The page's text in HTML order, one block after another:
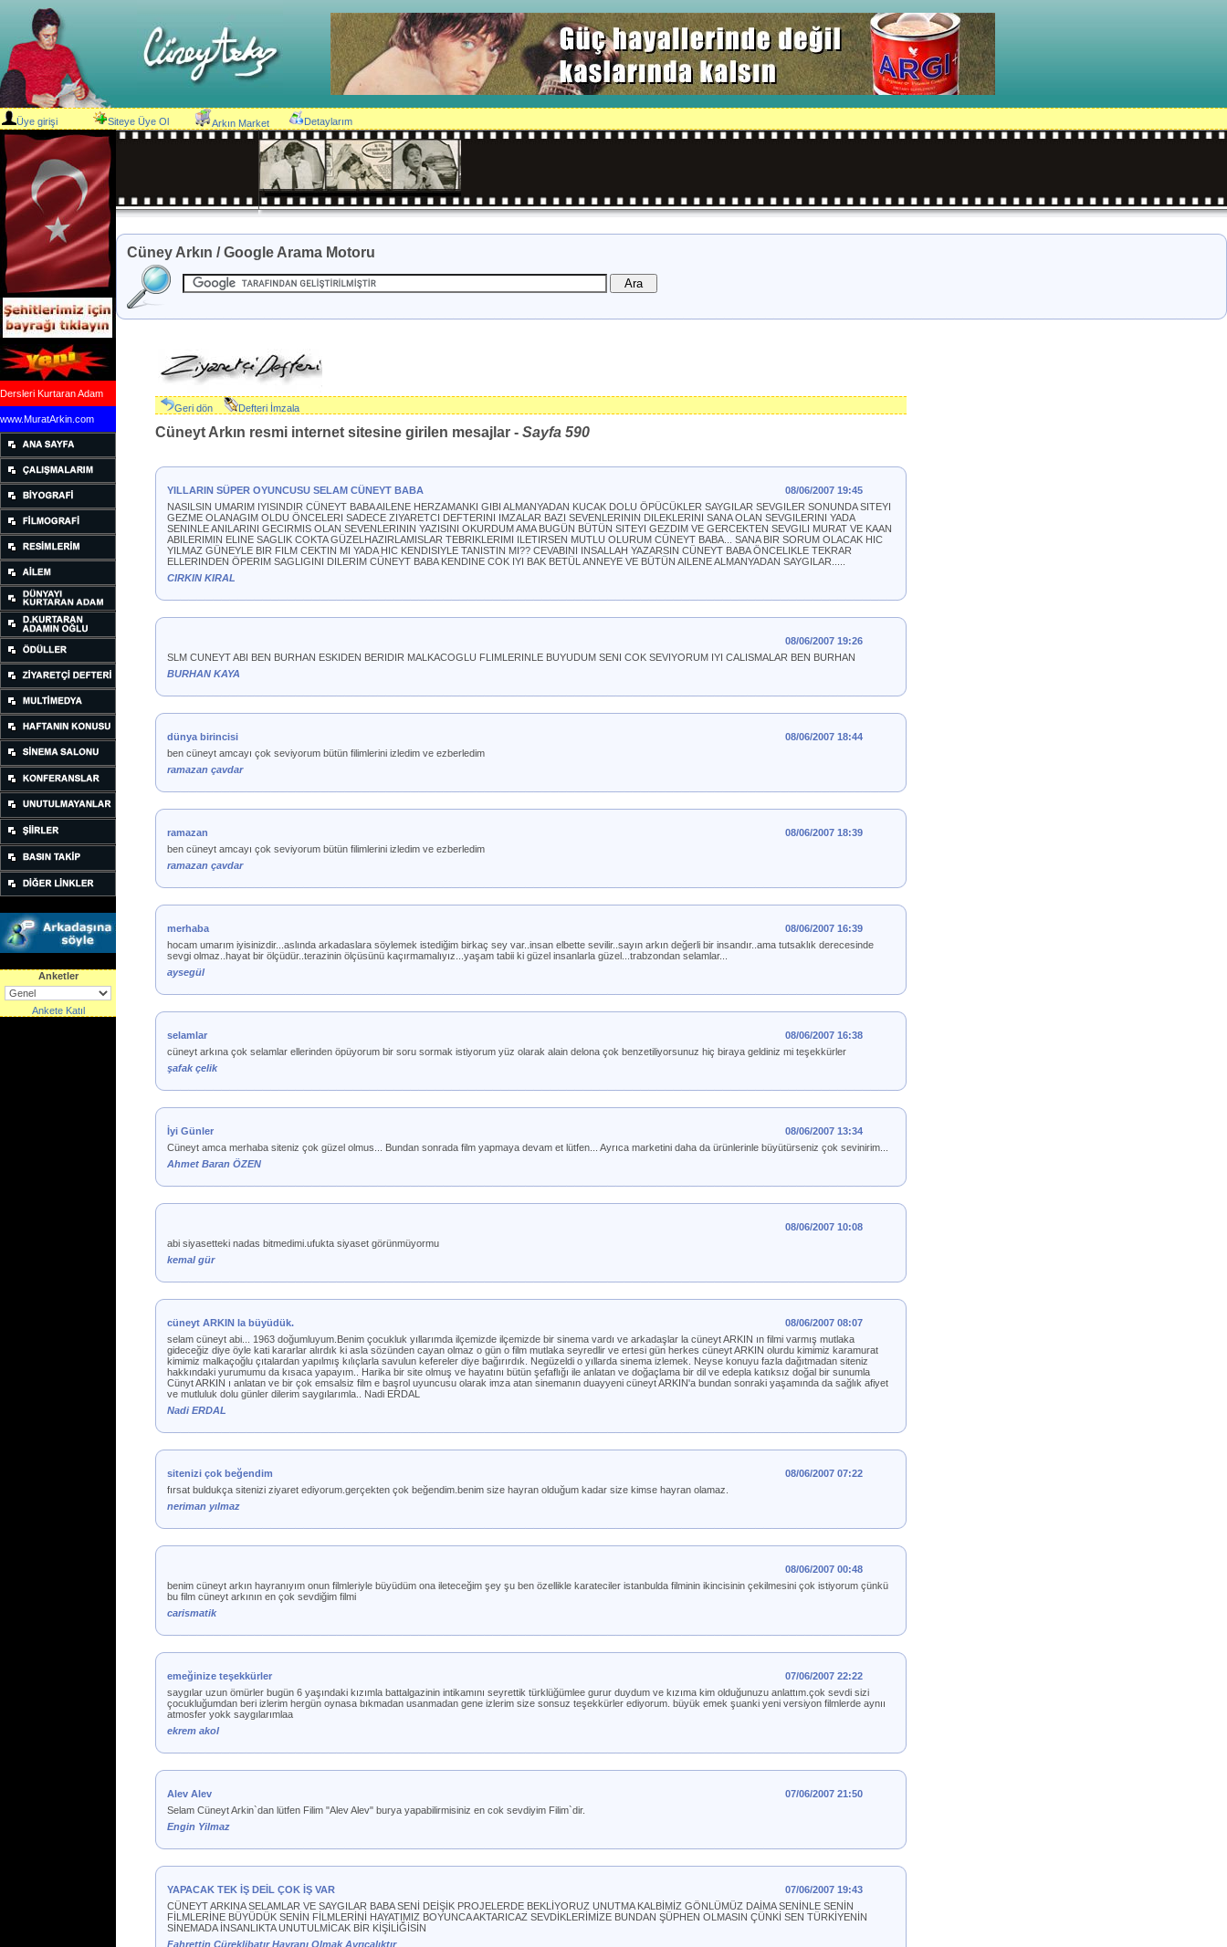
Üye girişi Siteye Üye Ol Arkın Market Detaylarım
Dersleri Kurtaran Adam
www.MuratArkin.com
Anketler
Ankete Katıl
Cüney Arkın / Google Arama Motoru
Geri dön Defteri İmzala
Cüneyt Arkın resmi internet sitesine girilen mesajlar - Sayfa 590
YILLARIN SÜPER OYUNCUSU SELAM CÜNEYT BABA
08/06/2007 19:45
NASILSIN UMARIM IYISINDIR CÜNEYT BABA AILENE HERZAMANKI GIBI ALMANYADAN KUCAK DOLU ÖPÜCÜKLER SAYGILAR SEVGILER SONUNDA SITEYI
GEZME OLANAGIM OLDU ÖNCELERI SADECE ZIYARETCI DEFTERINI IMZALAR BAZI SEVENLERININ DILEKLERINI SANA OLAN SEVGILERINI YADA
SENINLE ANILARINI GECIRMIS OLAN SEVENLERININ YAZISINI OKURDUM AMA BUGÜN BÜTÜN SITEYI GEZDIM VE GERCEKTEN SEVGILI MURAT VE KAAN
ABILERIMIN ELINE SAGLIK COKTA GÜZELHAZIRLAMISLAR TEBRIKLERIMI ILETIRSEN MUTLU OLURUM CÜNEYT BABA... SANA BIR SORUM OLACAK HIC
YILMAZ GÜNEYLE BIR FILM CEKTIN MI YADA HIC KENDISIYLE TANISTIN MI?? CEVABINI INSALLAH YAZARSIN CÜNEYT BABA ÖNCELIKLE TEKRAR
ELLERINDEN ÖPERIM SAGLIGINI DILERIM CÜNEYT BABA KENDINE COK IYI BAK BETÜL ANNEYE VE BÜTÜN AILENE ALMANYADAN SAYGILAR.....
CIRKIN KIRAL
08/06/2007 19:26
SLM CUNEYT ABI BEN BURHAN ESKIDEN BERIDIR MALKACOGLU FLIMLERINLE BUYUDUM SENI COK SEVIYORUM IYI CALISMALAR BEN BURHAN
BURHAN KAYA
dünya birincisi
08/06/2007 18:44
ben cüneyt amcayı çok seviyorum bütün filimlerini izledim ve ezberledim
ramazan çavdar
ramazan
08/06/2007 18:39
ben cüneyt amcayı çok seviyorum bütün filimlerini izledim ve ezberledim
ramazan çavdar
merhaba
08/06/2007 16:39
hocam umarım iyisinizdir...aslında arkadaslara söylemek istediğim birkaç sey var..insan elbette sevilir..sayın arkın değerli bir insandır..ama tutsaklık derecesinde
sevgi olmaz..hayat bir ölçüdür..terazinin ölçüsünü kaçırmamalıyız...yaşam tabii ki güzel insanlarla güzel...trabzondan selamlar...
aysegül
selamlar
08/06/2007 16:38
cüneyt arkına çok selamlar ellerinden öpüyorum bir soru sormak istiyorum yüz olarak alain delona çok benzetiliyorsunuz hiç biraya geldiniz mi teşekkürler
şafak çelik
İyi Günler
08/06/2007 13:34
Cüneyt amca merhaba siteniz çok güzel olmus... Bundan sonrada film yapmaya devam et lütfen... Ayrıca marketini daha da ürünlerinle büyütürseniz çok sevinirim...
Ahmet Baran ÖZEN
08/06/2007 10:08
abi siyasetteki nadas bitmedimi.ufukta siyaset görünmüyormu
kemal gür
cüneyt ARKIN la büyüdük.
08/06/2007 08:07
selam cüneyt abi... 1963 doğumluyum.Benim çocukluk yıllarımda ilçemizde ilçemizde bir sinema vardı ve arkadaşlar la cüneyt ARKIN ın filmi varmış mutlaka
gideceğiz diye öyle kati kararlar alırdık ki asla sözünden cayan olmaz o gün o film mutlaka seyredlir ve ertesi gün herkes cüneyt ARKIN olurdu kimimiz karamurat
kimimiz malkaçoğlu çıtalardan yapılmış kılıçlarla savulun kefereler diye bağırırdık. Negüzeldi o yıllarda sinema izlemek. Neyse konuyu fazla dağıtmadan siteniz
hakkındaki yurumumu da kısaca yapayım.. Harika bir site olmuş ve hayatını bütün şefaflığı ile anlatan ve doğaçlama bir dil ve edepla katıksız doğal bir sunumla
Cünyt ARKIN ı anlatan ve bir çok emsalsiz film e başrol uyuncusu olarak imza atan sinemanın duayyeni cüneyt ARKIN'a bundan sonraki yaşamında da sağlık afiyet
ve mutluluk dolu günler dilerim saygılarımla.. Nadi ERDAL
Nadi ERDAL
sitenizi çok beğendim
08/06/2007 07:22
fırsat buldukça sitenizi ziyaret ediyorum.gerçekten çok beğendim.benim size hayran olduğum kadar size kimse hayran olamaz.
neriman yılmaz
08/06/2007 00:48
benim cüneyt arkın hayranıyım onun filmleriyle büyüdüm ona ileteceğim şey şu ben özellikle karateciler istanbulda filminin ikincisinin çekilmesini çok istiyorum çünkü
bu film cüneyt arkının en çok sevdiğim filmi
carismatik
emeğinize teşekkürler
07/06/2007 22:22
saygılar uzun ömürler bugün 6 yaşındaki kızımla battalgazinin intikamını seyrettik türklüğümlee gurur duydum ve kızıma kim olduğunuzu anlattım.çok sevdi sizi
çocukluğumdan beri izlerim hergün oynasa bıkmadan usanmadan gene izlerim size sonsuz teşekkürler ediyorum. büyük emek şuanki yeni versiyon filmlerde aynıı
atmosfer yokk saygılarımlaa
ekrem akol
Alev Alev
07/06/2007 21:50
Selam Cüneyt Arkin`dan lütfen Filim "Alev Alev" burya yapabilirmisiniz en cok sevdiyim Filim`dir.
Engin Yilmaz
YAPACAK TEK İŞ DEİL ÇOK İŞ VAR
07/06/2007 19:43
CÜNEYT ARKINA SELAMLAR VE SAYGILAR BABA SENİ DEİŞİK PROJELERDE BEKLİYORUZ UNUTMA KALBİMİZ GÖNLÜMÜZ DAİMA SENİNLE SENİN
FİLMLERİNE BÜYÜDÜK SENİN FİLMLERİNİ HAYATIMIZ BOYUNCA AKTARICAZ SEVDİKLERİMİZE BUNDAN ŞÜPHEN OLMASIN ÇÜNKİ SEN TÜRKİYENİN
SİNEMADA İNSANLIKTA UNUTULMİCAK BİR KİŞİLİĞİSİN
Fahrettin Cüreklibatır Hayranı Olmak Ayrıcalıktır